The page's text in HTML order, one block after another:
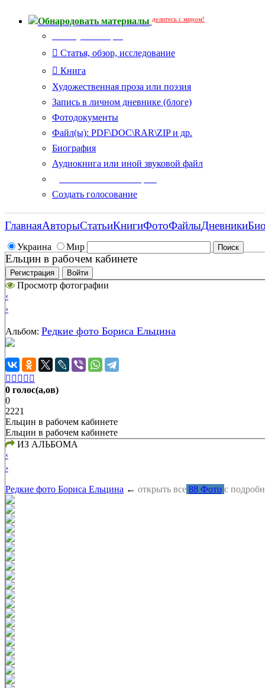
Обнародовать материалы делитесь с миром!
Статья, обзор, исследование
Книга
Художественная проза или поэзия
Запись в личном дневнике (блоге)
Фотодокументы
Файл(ы): PDF\DOC\RAR\ZIP и др.
Биография
Аудиокнига или иной звуковой файл
Создать голосование
Украина Мир
ГлавнаяАвторыСтатьиКнигиФотоФайлыДневники
Ельцин в рабочем кабинете
Регистрация Войти
Просмотр фотографии
‹
›
Альбом: Редкие фото Бориса Ельцина
    
0 голос(а,ов)
0
2221
Ельцин в рабочем кабинете
Ельцин в рабочем кабинете
ИЗ АЛЬБОМА
‹
›
Редкие фото Бориса Ельцина ← открыть все 88 Фото с